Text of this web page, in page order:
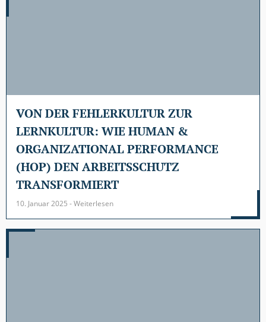
VON DER FEHLERKULTUR ZUR
LERNKULTUR: WIE HUMAN &
ORGANIZATIONAL PERFORMANCE
(HOP) DEN ARBEITSSCHUTZ
TRANSFORMIERT
10. Januar 2025 - Weiterlesen